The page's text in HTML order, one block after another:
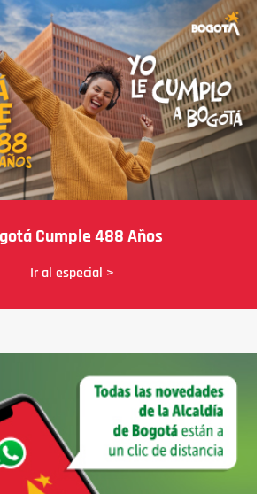
Cumple 488 Años
Ir al especial >